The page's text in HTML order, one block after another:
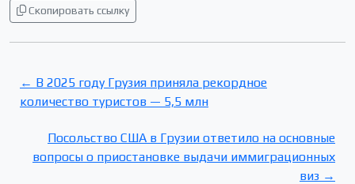
Скопировать ссылку
← В 2025 году Грузия приняла рекордное
количество туристов — 5,5 млн
Посольство США в Грузии ответило на основные
вопросы о приостановке выдачи иммиграционных
виз →